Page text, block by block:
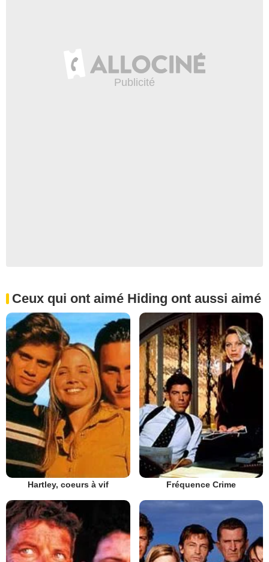
Ceux qui ont aimé Hiding ont aussi aimé
Hartley, coeurs à vif Fréquence Crime